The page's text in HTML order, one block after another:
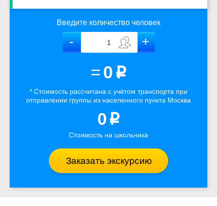
Введите количество человек
=0 p
* Стоимость рассчитана с учётом транспорта при
отправлении группы из населенного пункта Москва
0 p
Стоимость на школьника
Заказать экскурсию